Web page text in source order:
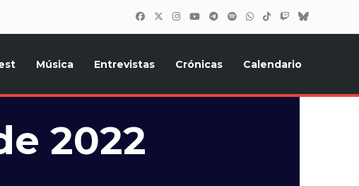
Música Entrevistas Crónicas Calendario
2022